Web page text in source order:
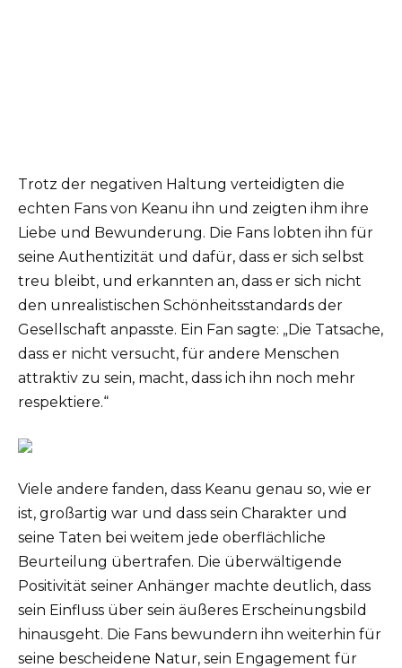
Trotz der negativen Haltung verteidigten die
echten Fans von Keanu ihn und zeigten ihm ihre
Liebe und Bewunderung. Die Fans lobten ihn für
seine Authentizität und dafür, dass er sich selbst
treu bleibt, und erkannten an, dass er sich nicht
den unrealistischen Schönheitsstandards der
Gesellschaft anpasste. Ein Fan sagte: „Die Tatsache,
dass er nicht versucht, für andere Menschen
attraktiv zu sein, macht, dass ich ihn noch mehr
respektiere.“
Viele andere fanden, dass Keanu genau so, wie er
ist, großartig war und dass sein Charakter und
seine Taten bei weitem jede oberflächliche
Beurteilung übertrafen. Die überwältigende
Positivität seiner Anhänger machte deutlich, dass
sein Einfluss über sein äußeres Erscheinungsbild
hinausgeht. Die Fans bewundern ihn weiterhin für
seine bescheidene Natur, sein Engagement für